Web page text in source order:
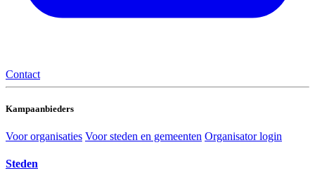
Contact
Kampaanbieders
Voor organisaties Voor steden en gemeenten Organisator login
Steden